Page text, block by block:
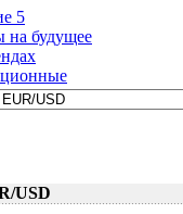
5
на будущее
USD